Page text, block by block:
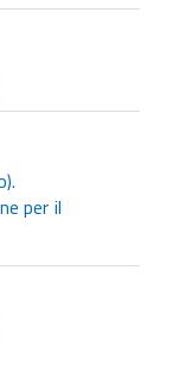
per il